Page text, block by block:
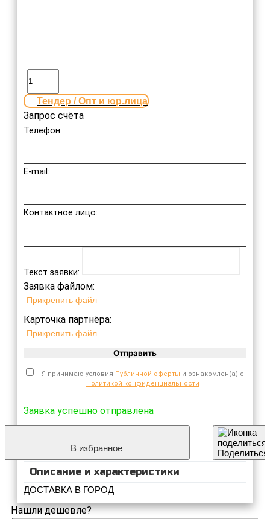
Тендер / Опт и юр.лица
Запрос счёта
Телефон:
E-mail:
Контактное лицо:
Текст заявки:
Заявка файлом:
Прикрепить файл
Карточка партнёра:
Прикрепить файл
Отправить
Я принимаю условия Публичной оферты и ознакомлен(а) с
Политикой конфиденциальности
Заявка успешно отправлена
В избранное Поделиться
Описание и характеристики
ДОСТАВКА В ГОРОД
Нашли дешевле?